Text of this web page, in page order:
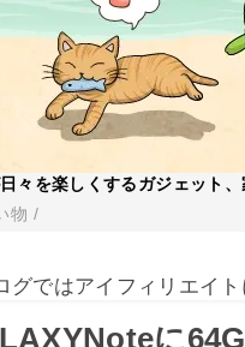
々を楽しくするガジェット
物 /
グではアイフィリエイト
に